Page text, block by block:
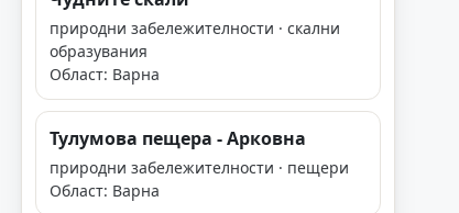
природни забележителности · скални
образувания
Област: Варна
Тулумова пещера - Арковна
природни забележителности · пещери
Област: Варна